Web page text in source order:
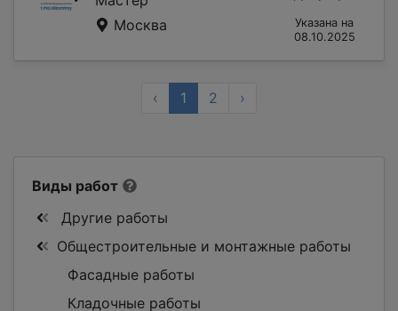
Москва
Указана на
08.10.2025
‹ 1 2 ›
Виды работ
Другие работы
Общестроительные и монтажные работы
Фасадные работы
Кладочные работы